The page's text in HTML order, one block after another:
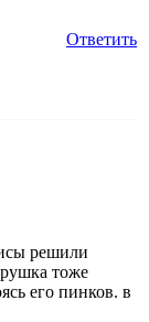
Ответить
решили
тоже
его пинков. в